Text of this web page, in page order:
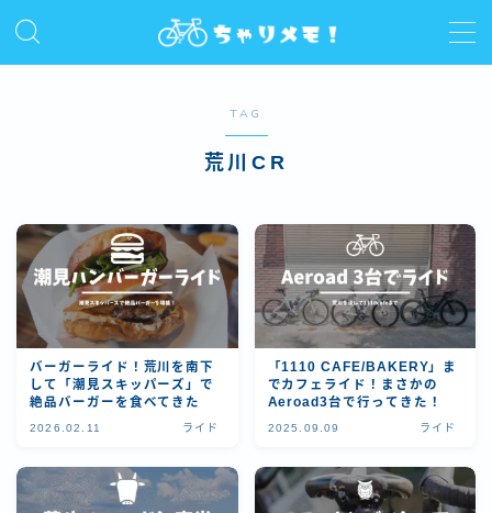
ライド
サイクルコラム
レビュー/インプレ
TAG
荒川CR
バーガーライド！荒川を南下
して「潮見スキッパーズ」で
絶品バーガーを食べてきた
2026.02.11 ライド
「1110 CAFE/BAKERY」ま
でカフェライド！まさかの
Aeroad3台で行ってきた！
2025.09.09 ライド